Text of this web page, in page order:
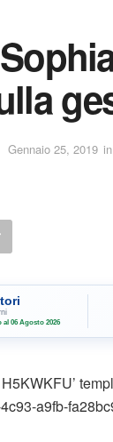
Gennaio 25, 2019 in
06 Agosto 2026
a9fb-